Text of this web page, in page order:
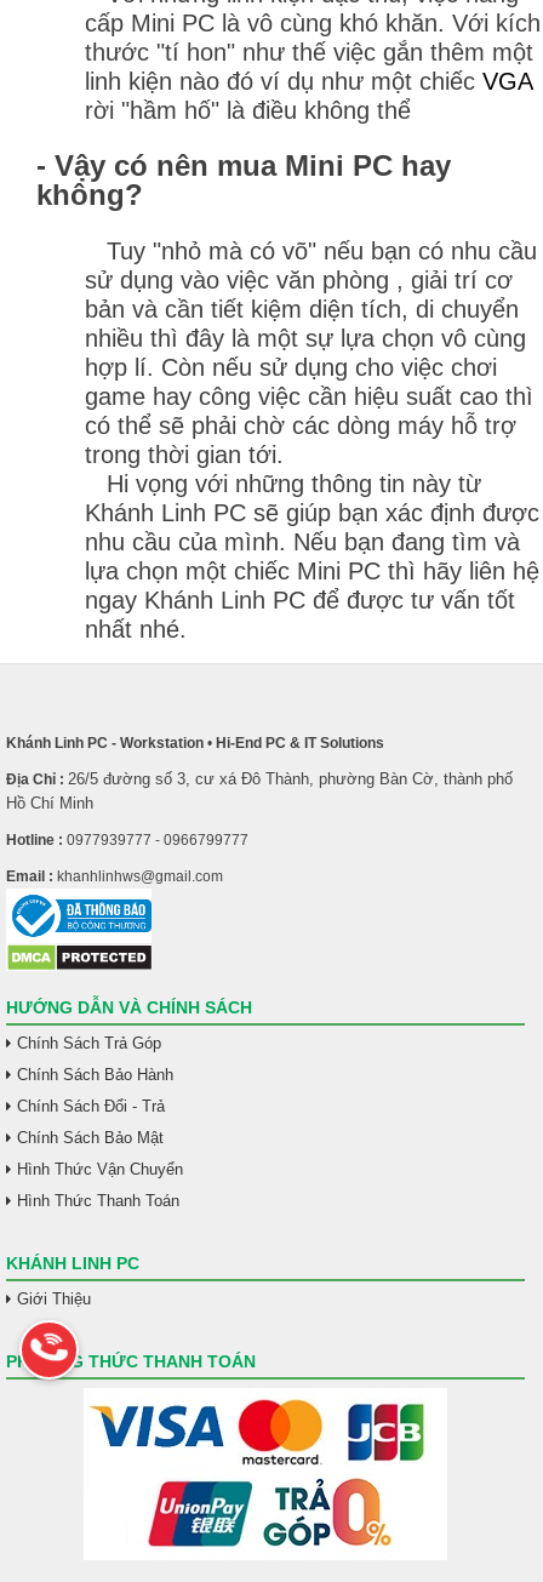
cấp Mini PC là vô cùng khó khăn. Với kích
thước "tí hon" như thế việc gắn thêm một
linh kiện nào đó ví dụ như một chiếc VGA
rời "hầm hố" là điều không thể
- Vậy có nên mua Mini PC hay
không?
Tuy "nhỏ mà có võ" nếu bạn có nhu cầu
sử dụng vào việc văn phòng , giải trí cơ
bản và cần tiết kiệm diện tích, di chuyển
nhiều thì đây là một sự lựa chọn vô cùng
hợp lí. Còn nếu sử dụng cho việc chơi
game hay công việc cần hiệu suất cao thì
có thể sẽ phải chờ các dòng máy hỗ trợ
trong thời gian tới.
Hi vọng với những thông tin này từ
Khánh Linh PC sẽ giúp bạn xác định được
nhu cầu của mình. Nếu bạn đang tìm và
lựa chọn một chiếc Mini PC thì hãy liên hệ
ngay Khánh Linh PC để được tư vấn tốt
nhất nhé.
Khánh Linh PC - Workstation • Hi-End PC & IT Solutions
Địa Chỉ : 26/5 đường số 3, cư xá Đô Thành, phường Bàn Cờ, thành phố
Hồ Chí Minh
Hotline : 0977939777 - 0966799777
Email : khanhlinhws@gmail.com
HƯỚNG DẪN VÀ CHÍNH SÁCH
Chính Sách Trả Góp
Chính Sách Bảo Hành
Chính Sách Đổi - Trả
Chính Sách Bảo Mật
Hình Thức Vận Chuyển
Hình Thức Thanh Toán
KHÁNH LINH PC
Giới Thiệu
PHƯƠNG THỨC THANH TOÁN